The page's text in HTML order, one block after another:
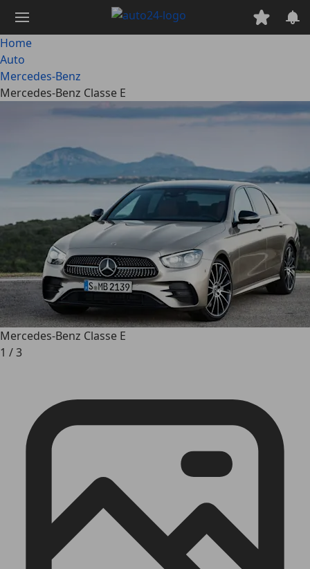
contenuto
principale
Home
Auto
Mercedes-Benz
Mercedes-Benz Classe E
Mercedes-Benz Classe E
1 /3